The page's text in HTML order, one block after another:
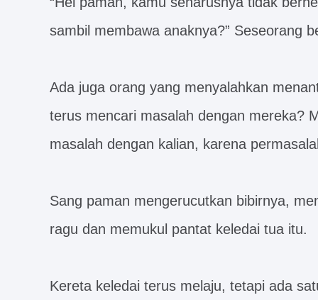
sambil membawa anaknya?” Seseorang
Ada juga orang yang menyalahkan
terus mencari masalah dengan mereka?
masalah dengan kalian, karena
Sang paman mengerucutkan bibirnya,
ragu dan memukul pantat keledai tua itu.
Kereta keledai terus melaju, tetapi ada